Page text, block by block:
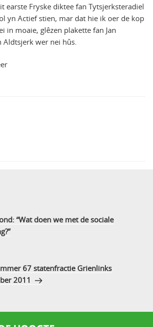
earste Fryske diktee fan Tytsjerksteradiel
yn Actief stien, mar dat hie ik oer de kop
in moaie, glêzen plakette fan Jan
wer nei hûs.
“Wat doen we met de sociale
67 statenfractie Grienlinks
2011